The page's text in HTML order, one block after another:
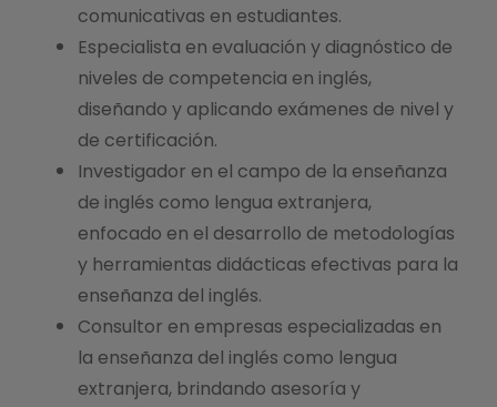
comunicativas en estudiantes.
Especialista en evaluación y diagnóstico de
niveles de competencia en inglés,
diseñando y aplicando exámenes de nivel y
de certificación.
Investigador en el campo de la enseñanza
de inglés como lengua extranjera,
enfocado en el desarrollo de metodologías
y herramientas didácticas efectivas para la
enseñanza del inglés.
Consultor en empresas especializadas en
la enseñanza del inglés como lengua
extranjera, brindando asesoría y